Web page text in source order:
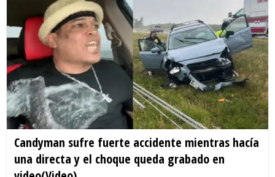
Candyman sufre fuerte accidente mientras hacía
una directa y el choque queda grabado en